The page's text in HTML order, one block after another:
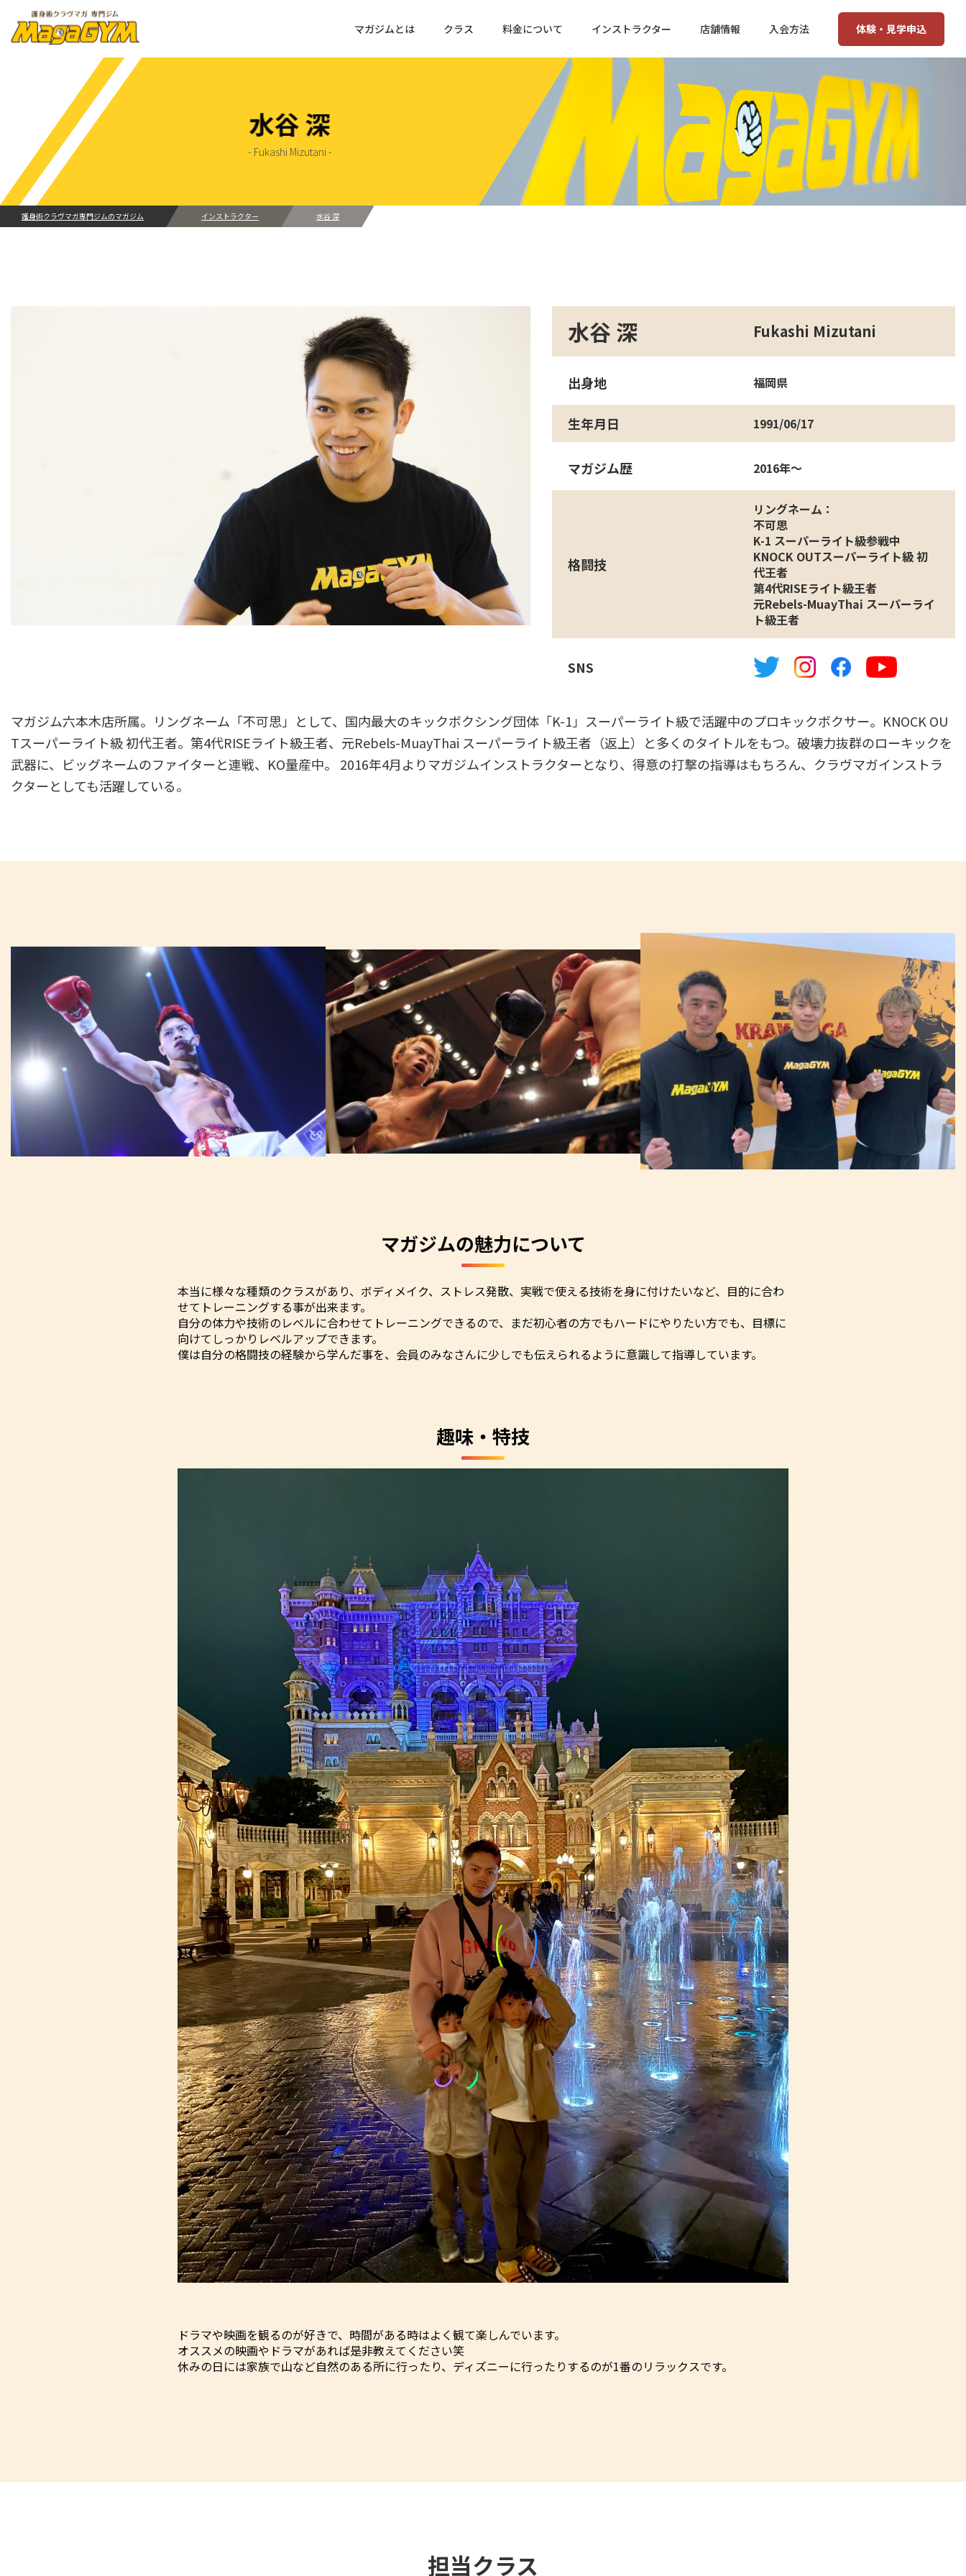
マガジムとは クラス 料金について インストラクター 店舗情報 入会方法 体験・見学申込
水谷 深
- Fukashi Mizutani -
護身術クラヴマガ専門ジムのマガジム インストラクター 水谷 深
水谷 深 Fukashi Mizutani
出身地 福岡県
生年月日 1991/06/17
マガジム歴 2016年〜
格闘技
リングネーム：
不可思
K-1 スーパーライト級参戦中
KNOCK OUTスーパーライト級 初
代王者
第4代RISEライト級王者
元Rebels-MuayThai スーパーライ
ト級王者
SNS
マガジム六本木店所属。リングネーム「不可思」として、国内最大のキックボクシング団体「K-1」スーパーライト級で活躍中のプロキックボクサー。KNOCK OU
Tスーパーライト級 初代王者。第4代RISEライト級王者、元Rebels-MuayThai スーパーライト級王者（返上）と多くのタイトルをもつ。破壊力抜群のローキックを
武器に、ビッグネームのファイターと連戦、KO量産中。 2016年4月よりマガジムインストラクターとなり、得意の打撃の指導はもちろん、クラヴマガインストラ
クターとしても活躍している。
マガジムの魅力について
本当に様々な種類のクラスがあり、ボディメイク、ストレス発散、実戦で使える技術を身に付けたいなど、目的に合わ
せてトレーニングする事が出来ます。
自分の体力や技術のレベルに合わせてトレーニングできるので、まだ初心者の方でもハードにやりたい方でも、目標に
向けてしっかりレベルアップできます。
僕は自分の格闘技の経験から学んだ事を、会員のみなさんに少しでも伝えられるように意識して指導しています。
趣味・特技
ドラマや映画を観るのが好きで、時間がある時はよく観て楽しんでいます。
オススメの映画やドラマがあれば是非教えてください笑
休みの日には家族で山など自然のある所に行ったり、ディズニーに行ったりするのが1番のリラックスです。
担当クラス